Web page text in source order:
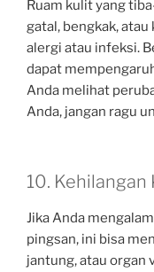
Ruam kulit yang
gatal, bengkak,
alergi atau infeksi.
dapat
Anda melihat
Anda, jangan ragu
10. Kehilangan
Jika Anda
pingsan, ini bisa
jantung, atau organ